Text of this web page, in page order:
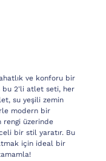
ve konforu bir
bu 2'li atlet seti, her
su yeşili zemin
modern bir
rengi üzerinde
bir stil yaratır. Bu
için ideal bir